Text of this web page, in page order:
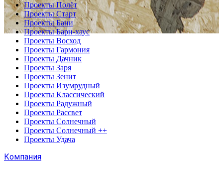
Проекты Полёт
Проекты Старт
Проекты Бани
Проекты Барн-хаус
Проекты Восход
Проекты Гармония
Проекты Дачник
Проекты Заря
Проекты Зенит
Проекты Изумрудный
Проекты Классический
Проекты Радужный
Проекты Рассвет
Проекты Солнечный
Проекты Солнечный ++
Проекты Удача
Компания